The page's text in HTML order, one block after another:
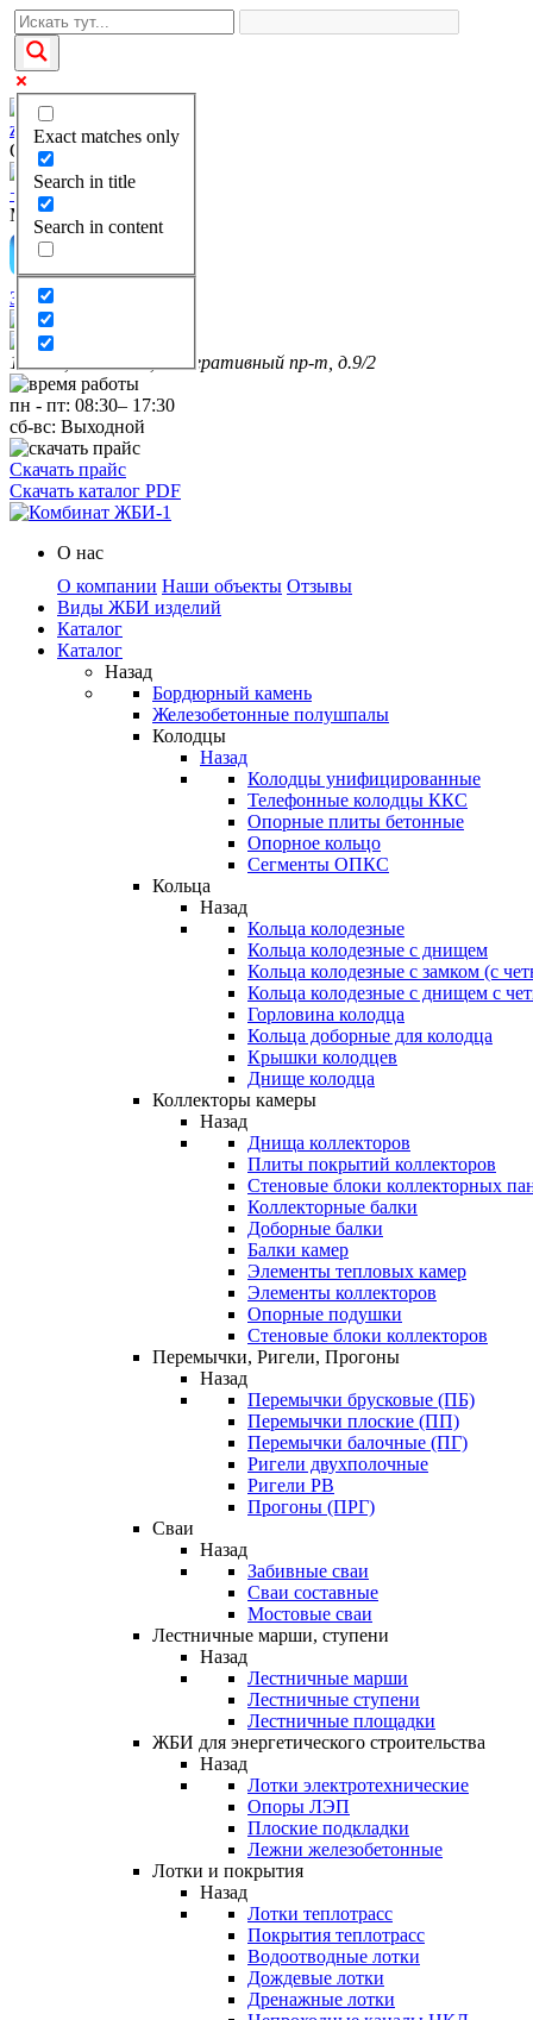
Exact matches only
Search in title
Search in content
zakaz@kgbi-1.ru
Отдел продаж
+7(495)649-69-28
Многоканальный
Заказать звонок
111399, г. Москва, Федеративный пр-т, д.9/2
пн - пт: 08:30– 17:30
сб-вс: Выходной
Скачать прайс
Скачать каталог PDF
О нас
О компании Наши объекты Отзывы
Виды ЖБИ изделий
Каталог
Каталог
Назад
Бордюрный камень
Железобетонные полушпалы
Колодцы
Назад
Колодцы унифицированные
Телефонные колодцы ККС
Опорные плиты бетонные
Опорное кольцо
Сегменты ОПКС
Кольца
Назад
Кольца колодезные
Кольца колодезные с днищем
Кольца колодезные с замком (с
Кольца колодезные с днищем с
Горловина колодца
Кольца доборные для колодца
Крышки колодцев
Днище колодца
Коллекторы камеры
Назад
Днища коллекторов
Плиты покрытий коллекторов
Стеновые блоки коллекторных
Коллекторные балки
Доборные балки
Балки камер
Элементы тепловых камер
Элементы коллекторов
Опорные подушки
Стеновые блоки коллекторов
Перемычки, Ригели, Прогоны
Назад
Перемычки брусковые (ПБ)
Перемычки плоские (ПП)
Перемычки балочные (ПГ)
Ригели двухполочные
Ригели РВ
Прогоны (ПРГ)
Сваи
Назад
Забивные сваи
Сваи составные
Мостовые сваи
Лестничные марши, ступени
Назад
Лестничные марши
Лестничные ступени
Лестничные площадки
ЖБИ для энергетического строительства
Назад
Лотки электротехнические
Опоры ЛЭП
Плоские подкладки
Лежни железобетонные
Лотки и покрытия
Назад
Лотки теплотрасс
Покрытия теплотрасс
Водоотводные лотки
Дождевые лотки
Дренажные лотки